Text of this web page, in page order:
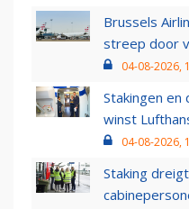
Brussels
streep door
04-08-2026,
Stakingen en
winst
04-08-2026,
Staking